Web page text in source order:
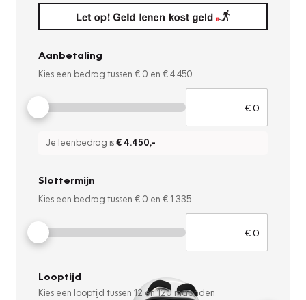
Aanbetaling
Kies een bedrag tussen € 0 en € 4.450
Je leenbedrag is€ 4.450,-
Slottermijn
Kies een bedrag tussen € 0 en € 1.335
Looptijd
Kies een looptijd tussen 12 en120 maanden